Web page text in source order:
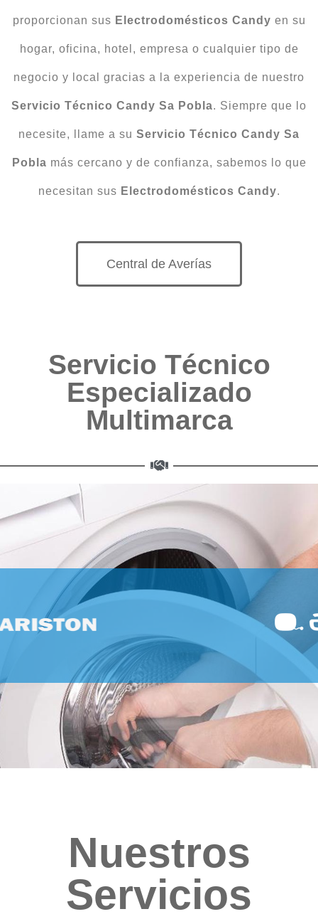
proporcionan sus Electrodomésticos Candy en su
hogar, oficina, hotel, empresa o cualquier tipo de
negocio y local gracias a la experiencia de nuestro
Servicio Técnico Candy Sa Pobla. Siempre que lo
necesite, llame a su Servicio Técnico Candy Sa
Pobla más cercano y de confianza, sabemos lo que
necesitan sus Electrodomésticos Candy.
Central de Averías
Servicio Técnico
Especializado
Multimarca
Nuestros
Servicios